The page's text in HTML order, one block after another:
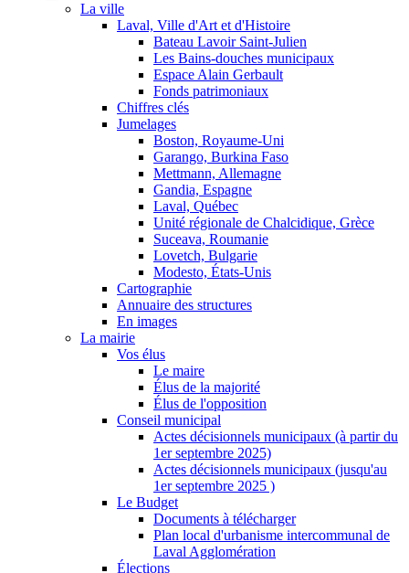
La ville
Laval, Ville d'Art et d'Histoire
Bateau Lavoir Saint-Julien
Les Bains-douches municipaux
Espace Alain Gerbault
Fonds patrimoniaux
Chiffres clés
Jumelages
Boston, Royaume-Uni
Garango, Burkina Faso
Mettmann, Allemagne
Gandia, Espagne
Laval, Québec
Unité régionale de Chalcidique, Grèce
Suceava, Roumanie
Lovetch, Bulgarie
Modesto, États-Unis
Cartographie
Annuaire des structures
En images
La mairie
Vos élus
Le maire
Élus de la majorité
Élus de l'opposition
Conseil municipal
Actes décisionnels municipaux (à partir du
1er septembre 2025)
Actes décisionnels municipaux (jusqu'au
1er septembre 2025 )
Le Budget
Documents à télécharger
Plan local d'urbanisme intercommunal de
Laval Agglomération
Élections